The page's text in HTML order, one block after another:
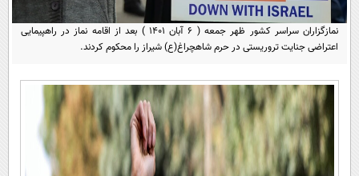
سرگرمی
فناوری
حوادث
محیط زیست
سلامت
روانشناسی
دانلود
نمازگزاران سراسر کشور ظهر جمعه ( ۶ آبان ۱۴۰۱ ) بعد از اقامه نماز در راهپیمایی
اعتراضی جنایت تروریستی در حرم شاهچراغ(ع) شیراز را محکوم کردند.